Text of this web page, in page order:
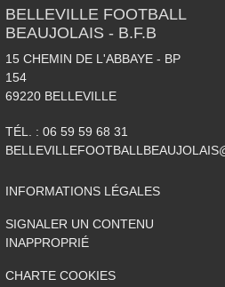
BELLEVILLE FOOTBALL
BEAUJOLAIS - B.F.B
15 CHEMIN DE L'ABBAYE - BP
154
69220 BELLEVILLE
TÉL. : 06 59 59 68 31
INFORMATIONS LÉGALES
SIGNALER UN CONTENU
INAPPROPRIÉ
CHARTE COOKIES